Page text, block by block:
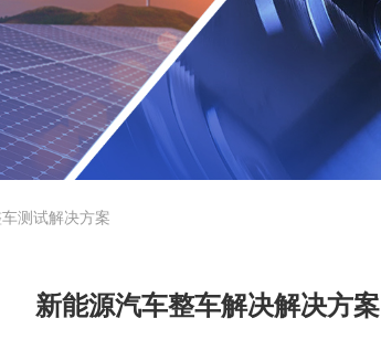
测试解决方案
新能源汽车整车解决解决方案